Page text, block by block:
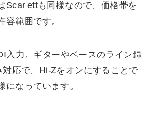
Scarlettも同様なので、価格帯を
容範囲です。
入力。ギターやベースのライン録
対応で、Hi-Zをオンにすることで
になっています。